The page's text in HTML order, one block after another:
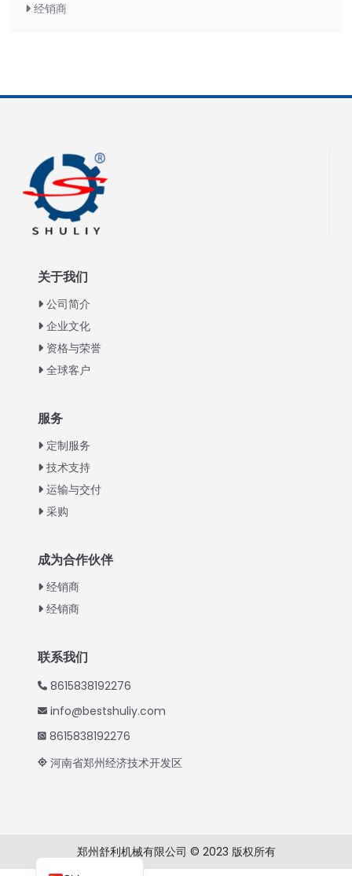
经销商
关于我们
公司简介
企业文化
资格与荣誉
全球客户
服务
定制服务
技术支持
运输与交付
采购
成为合作伙伴
经销商
经销商
联系我们
8615838192276
info@bestshuliy.com
8615838192276
河南省郑州经济技术开发区
郑州舒利机械有限公司 © 2023 版权所有
English
Vietnamese
Thai
Turkish
Swahili
Urdu
Greek